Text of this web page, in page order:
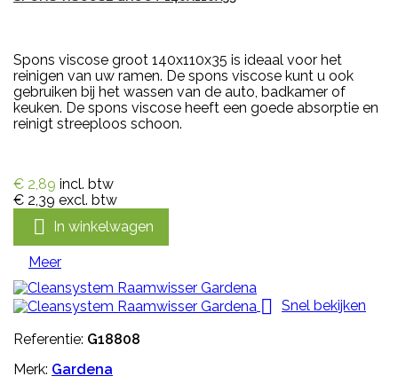
Spons viscose groot 140x110x35 is ideaal voor het
reinigen van uw ramen. De spons viscose kunt u ook
gebruiken bij het wassen van de auto, badkamer of
keuken. De spons viscose heeft een goede absorptie en
reinigt streeploos schoon.
€ 2,89 incl. btw
€ 2,39 excl. btw
 In winkelwagen
Meer

Snel bekijken
Referentie: G18808
Merk: Gardena